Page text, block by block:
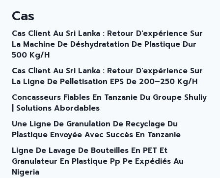
Cas
Cas Client Au Sri Lanka : Retour D'expérience Sur
La Machine De Déshydratation De Plastique Dur
500 Kg/h
Cas Client Au Sri Lanka : Retour D'expérience Sur
La Ligne De Pelletisation EPS De 200–250 Kg/h
Concasseurs Fiables En Tanzanie Du Groupe Shuliy
| Solutions Abordables
Une Ligne De Granulation De Recyclage Du
Plastique Envoyée Avec Succès En Tanzanie
Ligne De Lavage De Bouteilles En PET Et
Granulateur En Plastique Pp Pe Expédiés Au
Nigeria